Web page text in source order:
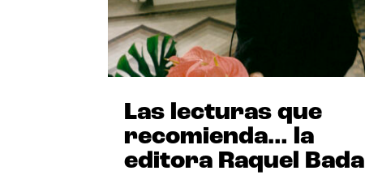
Las lecturas que
recomienda… la
editora Raquel Bada